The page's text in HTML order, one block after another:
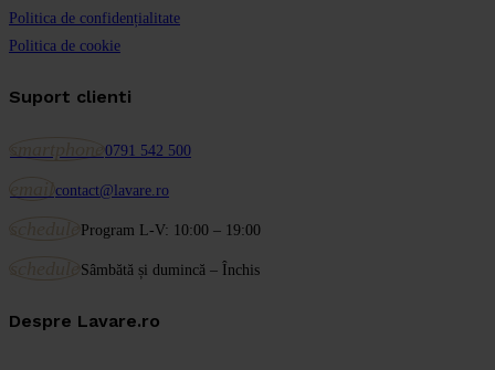
Politica de confidențialitate
Politica de cookie
Suport clienti
0791 542 500
contact@lavare.ro
Program L-V: 10:00 – 19:00
Sâmbătă și dumincă – Închis
Despre Lavare.ro